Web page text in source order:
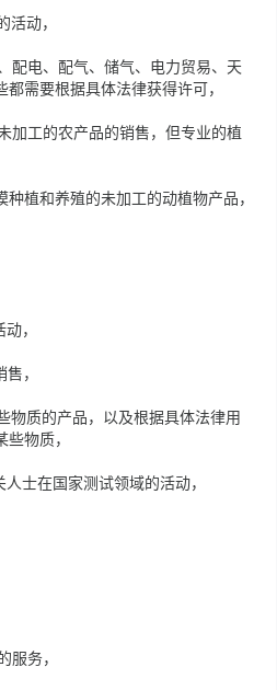
动，
配电、配气、储气、电力贸易、天
需要根据具体法律获得许可，
加工的农产品的销售，但专业的植
植和养殖的未加工的动植物产品，
，
，
物质的产品，以及根据具体法律用
物质，
士在国家测试领域的活动，
务，